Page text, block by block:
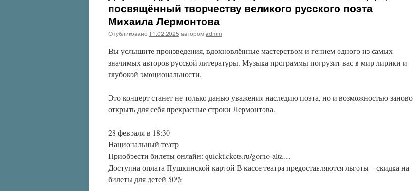
посвящённый творчеству великого русского поэта
Михаила Лермонтова
Опубликовано 11.02.2025 авторомadmin
Вы услышите произведения, вдохновлённые мастерством и гением одного из самых
значимых авторов русской литературы. Музыка программы погрузит вас в мир лирики и
глубокой эмоциональности.
Это концерт станет не только данью уважения наследию поэта, но и возможностью заново
открыть для себя прекрасные строки Лермонтова.
28 февраля в 18:30
Национальный театр
Приобрести билеты онлайн: quicktickets.ru/gorno-alta…
Доступна оплата Пушкинской картой В кассе театра предоставляются льготы – скидка на
билеты для детей 50%